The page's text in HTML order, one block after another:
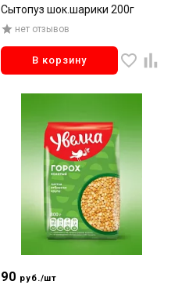
Сытопуз шок.шарики 200г
нет отзывов
В корзину
90 руб./шт